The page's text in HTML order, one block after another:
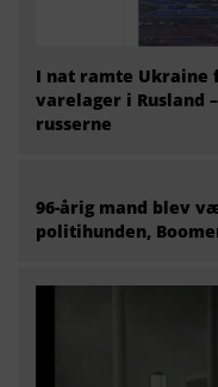
I nat ramte Ukraine
varelager i Rusland
russerne
96-årig mand blev
politihunden,